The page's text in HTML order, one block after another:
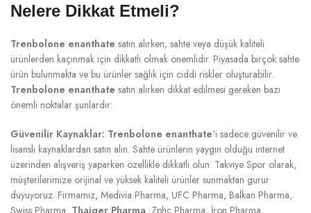
Nelere Dikkat Etmeli?
Trenbolone enanthate satın alırken, sahte veya düşük kaliteli
ürünlerden kaçınmak için dikkatli olmak önemlidir. Piyasada birçok sahte
ürün bulunmakta ve bu ürünler sağlık için ciddi riskler oluşturabilir.
Trenbolone enanthate satın alırken dikkat edilmesi gereken bazı
önemli noktalar şunlardır:
Güvenilir Kaynaklar: Trenbolone enanthate‘i sadece güvenilir ve
lisanslı kaynaklardan satın alın. Sahte ürünlerin yaygın olduğu internet
üzerinden alışveriş yaparken özellikle dikkatli olun. Takviye Spor olarak,
müşterilerimize orijinal ve yüksek kaliteli ürünler sunmaktan gurur
duyuyoruz. Firmamız, Medivia Pharma, UFC Pharma, Balkan Pharma,
Swiss Pharma, Thaiger Pharma, Zphc Pharma, İron Pharma,